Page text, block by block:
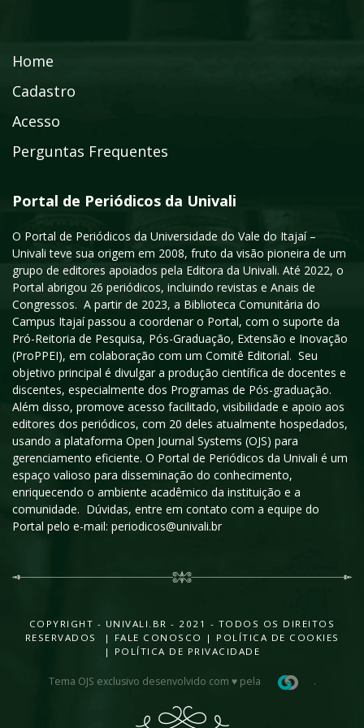
Home
Cadastro
Acesso
Perguntas Frequentes
Portal de Periódicos da Univali
O Portal de Periódicos da Universidade do Vale do Itajaí –
Univali teve sua origem em 2008, fruto da visão pioneira de um
grupo de editores apoiados pela Editora da Univali. Até 2022, o
Portal abrigou 26 periódicos, incluindo revistas e Anais de
Congressos. A partir de 2023, a Biblioteca Comunitária do
Campus Itajaí passou a coordenar o Portal, com o suporte da
Pró-Reitoria de Pesquisa, Pós-Graduação, Extensão e Inovação
(ProPPEI), em colaboração com um Comitê Editorial. Seu
objetivo principal é divulgar a produção científica de docentes e
discentes, especialmente dos Programas de Pós-graduação.
Além disso, promove acesso facilitado, visibilidade e apoio aos
editores dos periódicos, com 20 deles atualmente hospedados,
usando a plataforma Open Journal Systems (OJS) para
gerenciamento eficiente. O Portal de Periódicos da Univali é um
espaço valioso para disseminação do conhecimento,
enriquecendo o ambiente acadêmico da instituição e a
comunidade. Dúvidas, entre em contato com a equipe do
Portal pelo e-mail: periodicos@univali.br
COPYRIGHT - UNIVALI.BR - 2021 - TODOS OS DIREITOS
RESERVADOS |
FALE CONOSCO | POLÍTICA DE COOKIES
| POLÍTICA DE PRIVACIDADE
Tema OJS exclusivo desenvolvido com ♥ pela .